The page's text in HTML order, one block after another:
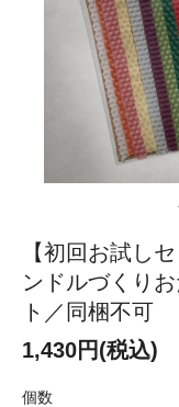
【初回お試し
ンドルづくり
ト／同梱不可
1,430円(税込)
個数